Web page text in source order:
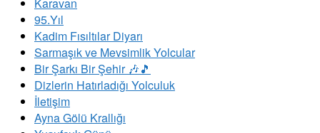
95.Yıl
Kadim Fısıltılar Diyarı
Sarmaşık ve Mevsimlik Yolcular
Bir Şarkı Bir Şehir 🎶🎵
Dizlerin Hatırladığı Yolculuk
İletişim
Ayna Gölü Krallığı